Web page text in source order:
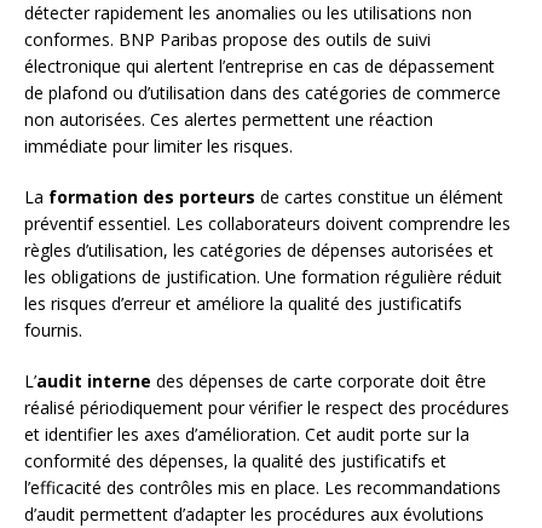
détecter rapidement les anomalies ou les utilisations non
conformes. BNP Paribas propose des outils de suivi
électronique qui alertent l’entreprise en cas de dépassement
de plafond ou d’utilisation dans des catégories de commerce
non autorisées. Ces alertes permettent une réaction
immédiate pour limiter les risques.
La formation des porteurs de cartes constitue un élément
préventif essentiel. Les collaborateurs doivent comprendre les
règles d’utilisation, les catégories de dépenses autorisées et
les obligations de justification. Une formation régulière réduit
les risques d’erreur et améliore la qualité des justificatifs
fournis.
L’audit interne des dépenses de carte corporate doit être
réalisé périodiquement pour vérifier le respect des procédures
et identifier les axes d’amélioration. Cet audit porte sur la
conformité des dépenses, la qualité des justificatifs et
l’efficacité des contrôles mis en place. Les recommandations
d’audit permettent d’adapter les procédures aux évolutions